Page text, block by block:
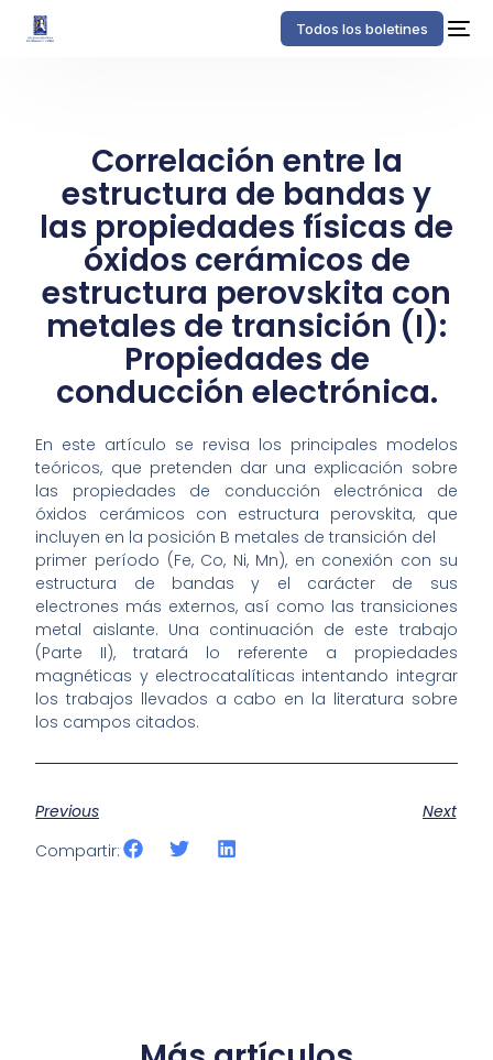
Todos los boletines
Correlación entre la
estructura de bandas y
las propiedades físicas de
óxidos cerámicos de
estructura perovskita con
metales de transición (I):
Propiedades de
conducción electrónica.
En este artículo se revisa los principales modelos
teóricos, que pretenden dar una explicación sobre
las propiedades de conducción electrónica de
óxidos cerámicos con estructura perovskita, que
incluyen en la posición B metales de transición del
primer período (Fe, Co, Ni, Mn), en conexión con su
estructura de bandas y el carácter de sus
electrones más externos, así como las transiciones
metal aislante. Una continuación de este trabajo
(Parte II), tratará lo referente a propiedades
magnéticas y electrocatalíticas intentando integrar
los trabajos llevados a cabo en la literatura sobre
los campos citados.
Previous
Next
Compartir: